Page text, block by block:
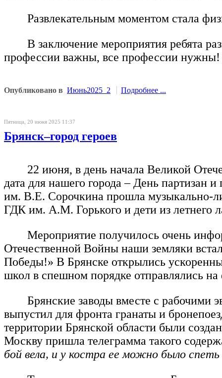
Развлекательным моментом стала
В заключение мероприятия ребята
профессии важны, все профессии нужны!
Опубликовано в Июнь2025_2 Подробнее ...
Пятница, 20 июня 2025 11:37
Брянск–город героев
22 июня, в день начала Великой
дата для нашего города – День партизан
им. В.Е. Сорочкина прошла музыкально-
ГДК им. А.М. Горького и дети из
Мероприятие получилось очень
Отечественной Войны наши земляки
Победы!» В Брянске открылись
школ в спешном порядке отправлялись на
Брянские заводы вместе с рабочими
выпустил для фронта гранаты и
территории Брянской области были
Москву пришла телеграмма такого
бой вела, и у костра ее можно было